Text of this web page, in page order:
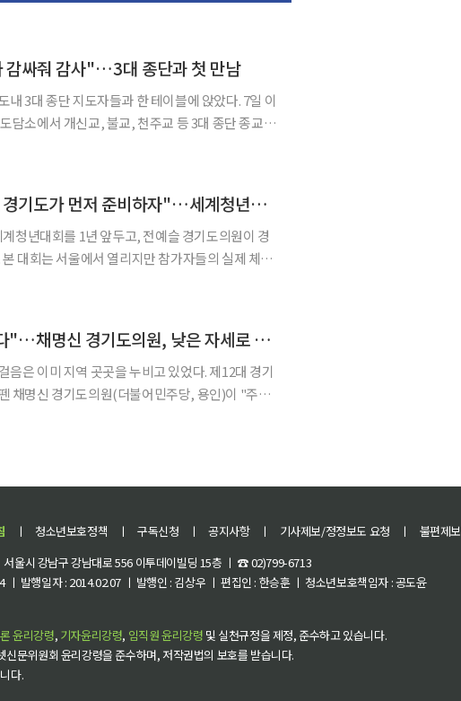
감싸줘 감사"…3대 종단과 첫 만남
대 종단 지도자들과 한 테이블에 앉았다. 7일 이
담소에서 개신교, 불교, 천주교 등 3대 종단 종교 지
전예슬 경기도의원 "교황 온다, 경기도가 먼저 준비하자"…세계청년대회 선제 점검
청년대회를 1년 앞두고, 전예슬 경기도의원이 경
대회는 서울에서 열리지만 참가자들의 실제 체류
"주민에게 쓰이는 도구가 되겠다"…채명신 경기도의원, 낮은 자세로 의정 첫발
미 지역 곳곳을 누비고 있었다. 제12대 경기
채명신 경기도의원(더불어민주당, 용인)이 "주민
ㅣ 청소년보호정책 ㅣ 구독신청 ㅣ 공지사항 ㅣ 기사제보/정정보도 요청 ㅣ 불편제보
울시 강남구 강남대로 556 이투데이빌딩 15층 ㅣ ☎ 02)799-6713
발행일자 : 2014.02.07 ㅣ 발행인 : 김상우 ㅣ 편집인 : 한승훈 ㅣ 청소년보호책임자 : 공도윤
윤리강령, 기자윤리강령, 임직원 윤리강령 및 실천규정을 제정, 준수하고 있습니다.
문위원회 윤리강령을 준수하며, 저작권법의 보호를 받습니다.
다.